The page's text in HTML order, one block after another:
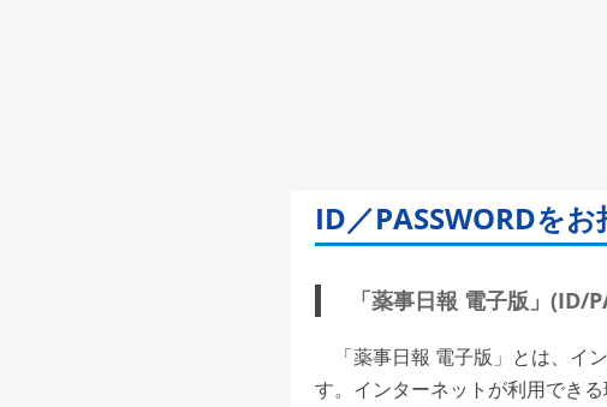
ID／PASSWORDを
「薬事日報 電子版」(ID/
「薬事日報 電子版」とは、イ
す。インターネットが利用でき